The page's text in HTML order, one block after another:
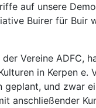
auf unsere
Buirer für Buir
Vereine ADFC,
in Kerpen e.
geplant, und zwar
anschließender